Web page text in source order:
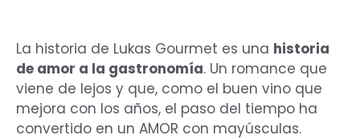
La historia de Lukas Gourmet es una historia
de amor a la gastronomía. Un romance que
viene de lejos y que, como el buen vino que
mejora con los años, el paso del tiempo ha
convertido en un AMOR con mayúsculas.